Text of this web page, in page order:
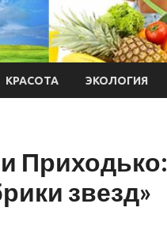
КРАСОТА ЭКОЛОГИЯ
Приходько:
звезд»